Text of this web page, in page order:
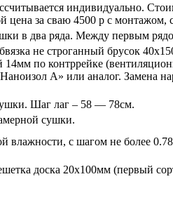
индивидуально.
за сваю 4500 р с монтажом,
в два ряда. Между первым
не строганный брусок
по контррейке
А» или аналог. Замена
Шаг лаг – 58 — 78см.
сушки.
влажности, с шагом не более
доска 20х100мм (первый